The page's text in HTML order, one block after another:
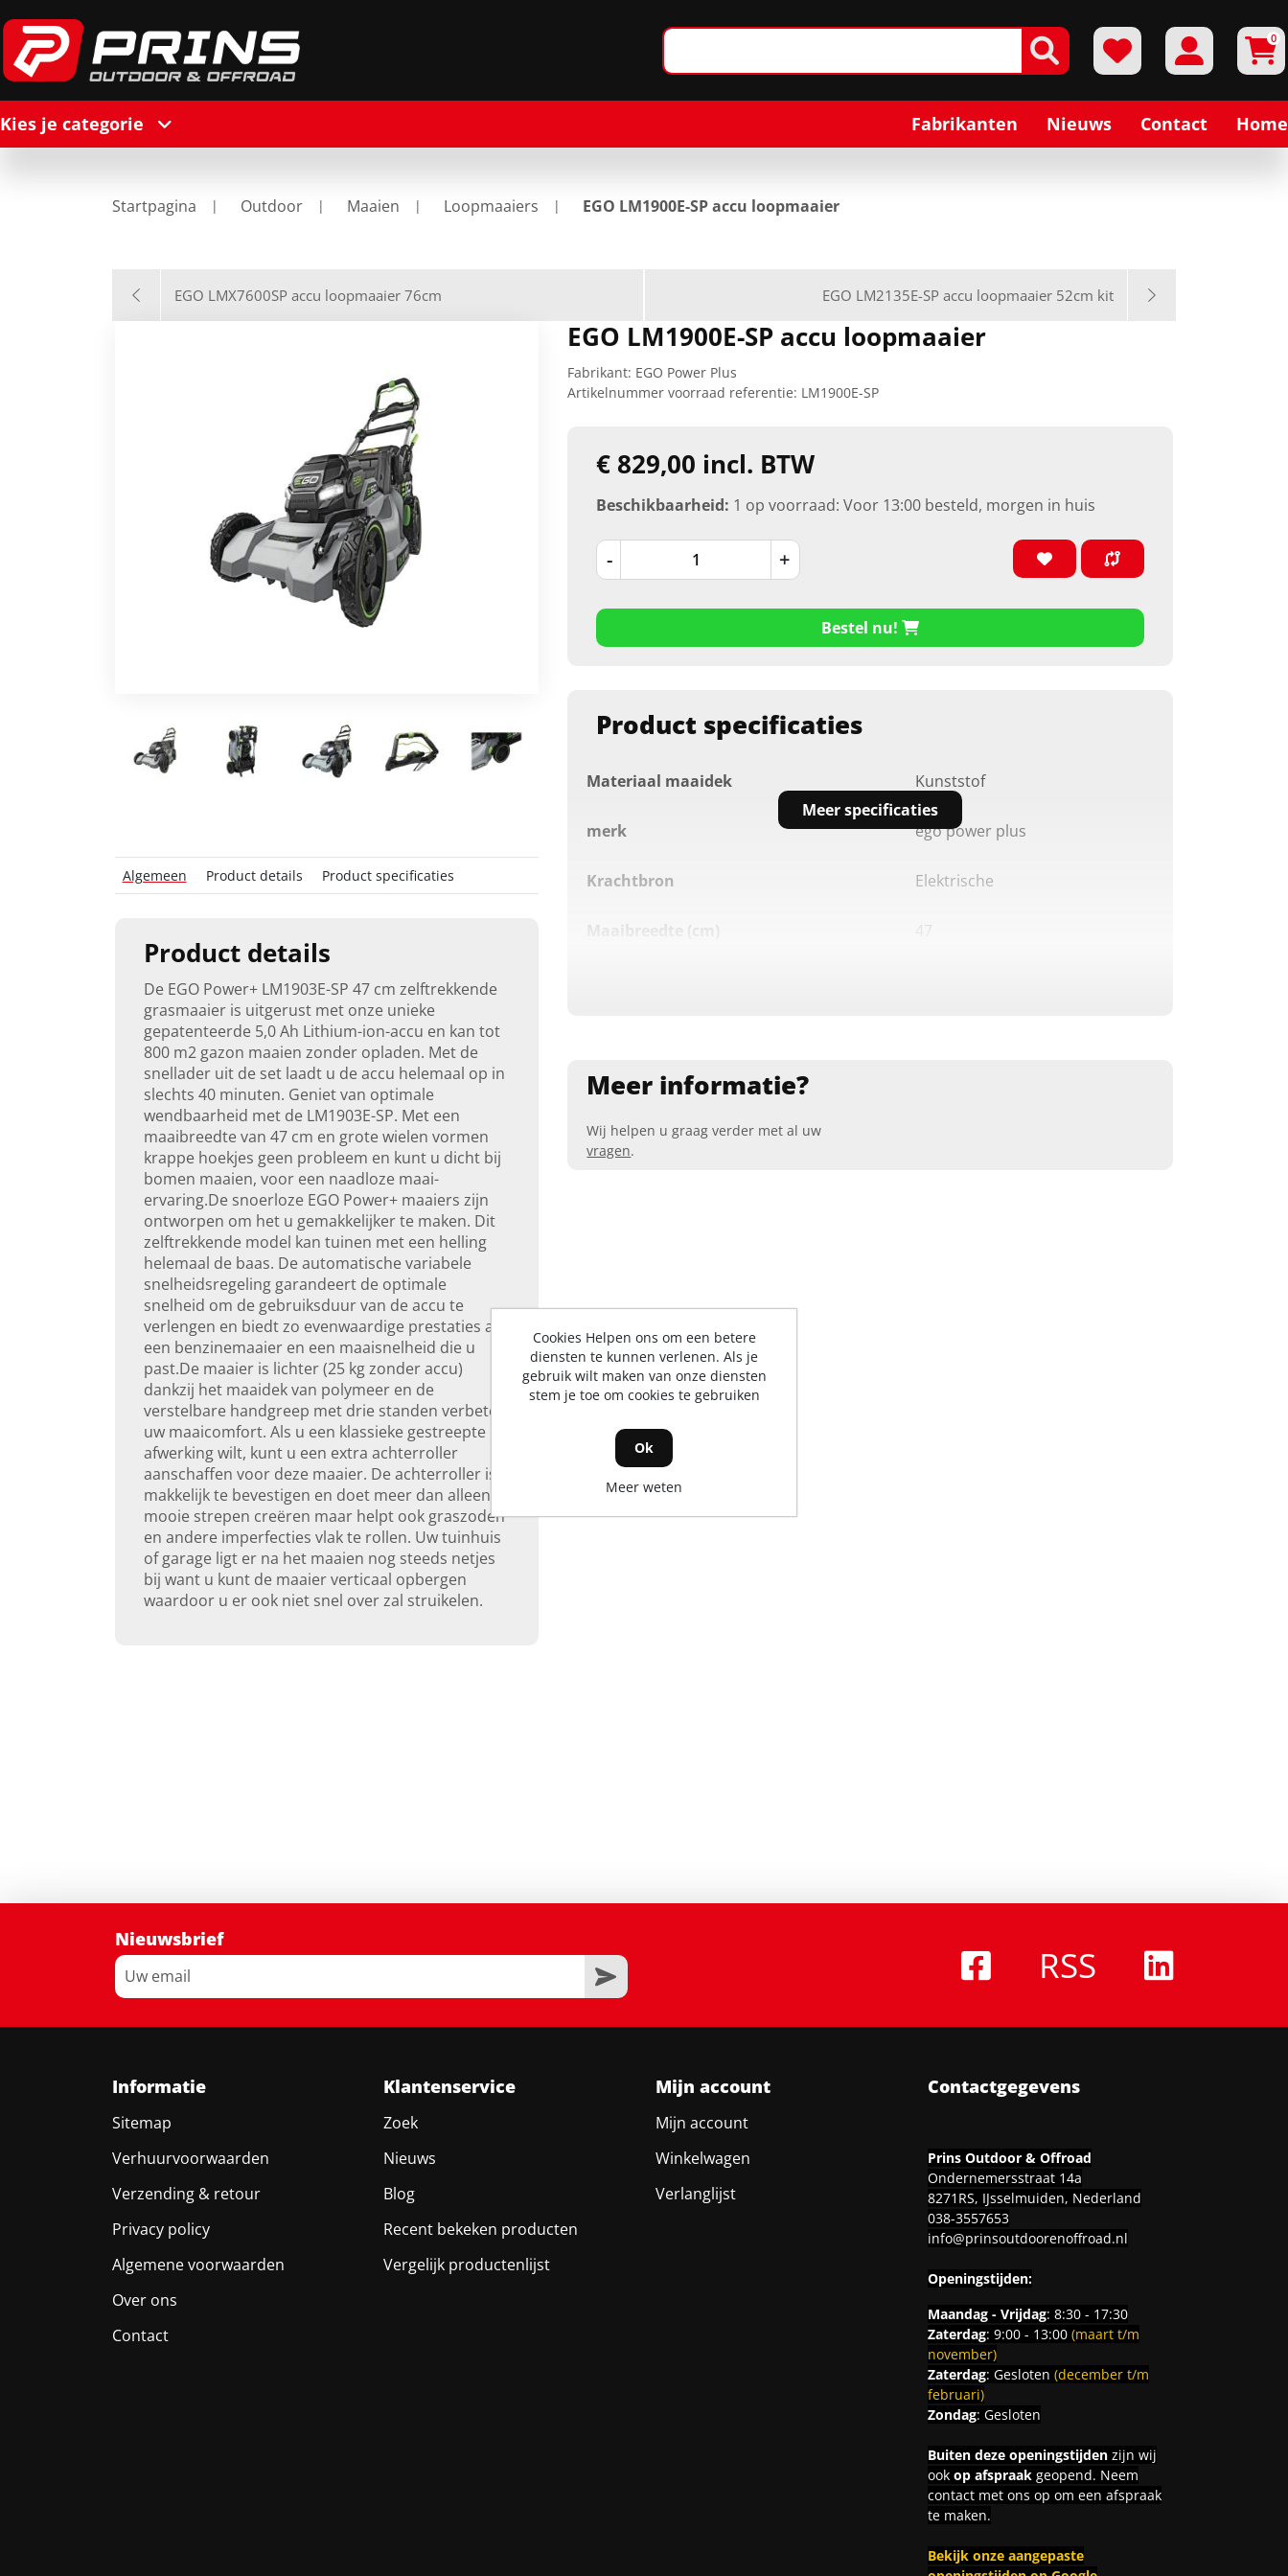
0
Kies je categorie Fabrikanten Nieuws Contact Home
Startpagina Outdoor Maaien Loopmaaiers EGO LM1900E-SP accu loopmaaier
EGO LMX7600SP accu loopmaaier 76cm EGO LM2135E-SP accu loopmaaier 52cm kit
Product details
De EGO Power+ LM1903E-SP 47 cm zelftrekkende
grasmaaier is uitgerust met onze unieke
gepatenteerde 5,0 Ah Lithium-ion-accu en kan tot
800 m2 gazon maaien zonder opladen. Met de
snellader uit de set laadt u de accu helemaal op in
slechts 40 minuten. Geniet van optimale
wendbaarheid met de LM1903E-SP. Met een
maaibreedte van 47 cm en grote wielen vormen
krappe hoekjes geen probleem en kunt u dicht bij
bomen maaien, voor een naadloze maai-
ervaring.De snoerloze EGO Power+ maaiers zijn
ontworpen om het u gemakkelijker te maken. Dit
zelftrekkende model kan tuinen met een helling
helemaal de baas. De automatische variabele
snelheidsregeling garandeert de optimale
snelheid om de gebruiksduur van de accu te
verlengen en biedt zo evenwaardige prestaties als
een benzinemaaier en een maaisnelheid die u
past.De maaier is lichter (25 kg zonder accu)
dankzij het maaidek van polymeer en de
verstelbare handgreep met drie standen verbetert
uw maaicomfort. Als u een klassieke gestreepte
afwerking wilt, kunt u een extra achterroller
aanschaffen voor deze maaier. De achterroller is
makkelijk te bevestigen en doet meer dan alleen
mooie strepen creëren maar helpt ook graszoden
en andere imperfecties vlak te rollen. Uw tuinhuis
of garage ligt er na het maaien nog steeds netjes
bij want u kunt de maaier verticaal opbergen
waardoor u er ook niet snel over zal struikelen.
Algemeen Product details Product specificaties
EGO LM1900E-SP accu loopmaaier
Fabrikant: EGO Power Plus
Artikelnummer voorraad referentie: LM1900E-SP
€ 829,00 incl. BTW
Beschikbaarheid: 1 op voorraad: Voor 13:00 besteld, morgen in huis
- +
Bestel nu!
Product specificaties
Materiaal maaidek Kunststof
merk ego power plus
Krachtbron Elektrische
Maaibreedte (cm) 47
Meer specificaties
Meer informatie?
Wij helpen u graag verder met al uw
vragen.
Nieuwsbrief
RSS
Informatie
Sitemap
Verhuurvoorwaarden
Verzending & retour
Privacy policy
Algemene voorwaarden
Over ons
Contact
Klantenservice
Zoek
Nieuws
Blog
Recent bekeken producten
Vergelijk productenlijst
Mijn account
Mijn account
Winkelwagen
Verlanglijst
Contactgegevens
Prins Outdoor & Offroad
Ondernemersstraat 14a
8271RS, IJsselmuiden, Nederland
038-3557653
info@prinsoutdoorenoffroad.nl
Openingstijden:
Maandag - Vrijdag: 8:30 - 17:30
Zaterdag: 9:00 - 13:00 (maart t/m
november)
Zaterdag: Gesloten (december t/m
februari)
Zondag: Gesloten
Buiten deze openingstijdenzijn wij
ook op afspraakgeopend. Neem
contact met ons op om een afspraak
te maken.
Bekijk onze aangepaste
Cookies Helpen ons om een betere
diensten te kunnen verlenen. Als je
gebruik wilt maken van onze diensten
stem je toe om cookies te gebruiken
Ok
Meer weten